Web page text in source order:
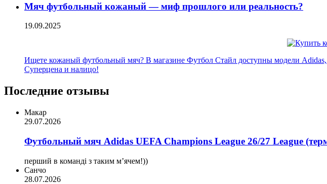
Мяч футбольный кожаный — миф прошлого или реальность?
19.09.2025
Ищете кожаный футбольный мяч? В магазине Футбол Стайл доступны модели Adidas,
Суперцена и налицо!
Последние отзывы
Макар
29.07.2026
Футбольный мяч Adidas UEFA Champions League 26/27 League
перший в команді з таким мʼячем!))
Санчо
28.07.2026